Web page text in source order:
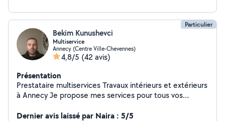
Particulier
Bekim Kunushevci
Multiservice
Annecy (Centre Ville-Chevennes)
4,8/5 (42 avis)
Présentation
Prestataire multiservices Travaux intérieurs et extérieurs
à Annecy Je propose mes services pour tous vos
intérieure et extérieure pose de carrelage et faïence
Dernier avis laissé par Naira : 5/5